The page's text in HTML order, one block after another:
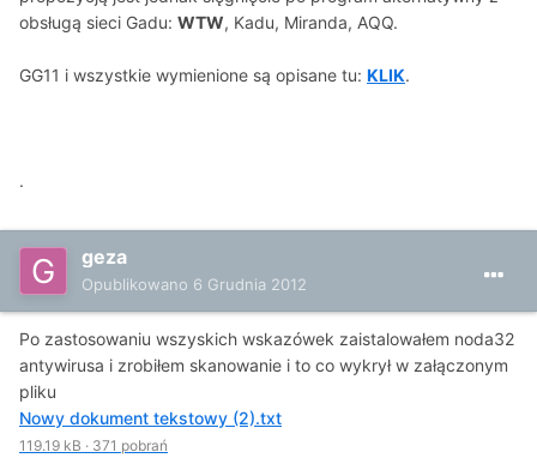
obsługą sieci Gadu: WTW, Kadu, Miranda, AQQ.
GG11 i wszystkie wymienione są opisane tu: KLIK.
.
geza
Opublikowano 6 Grudnia 2012
Po zastosowaniu wszyskich wskazówek zaistalowałem noda32
antywirusa i zrobiłem skanowanie i to co wykrył w załączonym
pliku
Nowy dokument tekstowy (2).txt
119.19 kB · 371 pobrań